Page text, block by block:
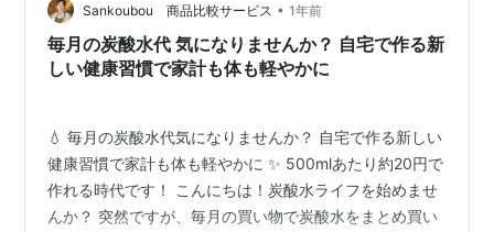
の出庫作業や 精米作業に時間を要していることが 大き
な…
Sankoubou 商品比較サービス • 1年前
毎月の炭酸水代 気になりませんか？ 自宅で作る新
しい健康習慣で家計も体も軽やかに
💧 毎月の炭酸水代気になりませんか？ 自宅で作る新しい
健康習慣で家計も体も軽やかに ✨ 500mlあたり約20円で
作れる時代です！ こんにちは！炭酸水ライフを始めませ
んか？ 突然ですが、毎月の買い物で炭酸水をまとめ買い